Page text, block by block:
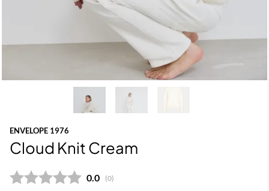
ENVELOPE 1976
Cloud Knit Cream
Gjennomsnittskarakter:
0.0 (stemmer:
0)